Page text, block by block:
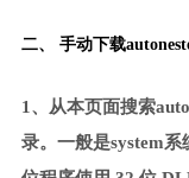
二、 手动下载
1、从本页面搜索
录。一般是system